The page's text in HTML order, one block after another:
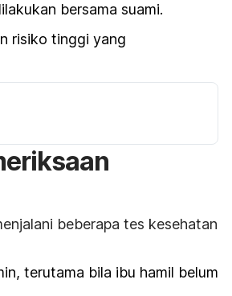
bersama suami.
risiko tinggi yang
beberapa tes kesehatan
terutama bila ibu hamil belum